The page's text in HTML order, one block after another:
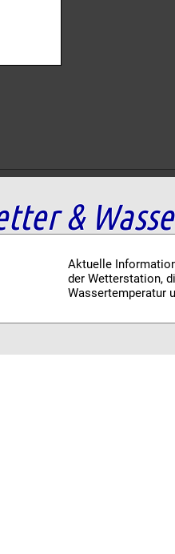
&
Aktuelle
der Wetterstation,
Wassertemperatur